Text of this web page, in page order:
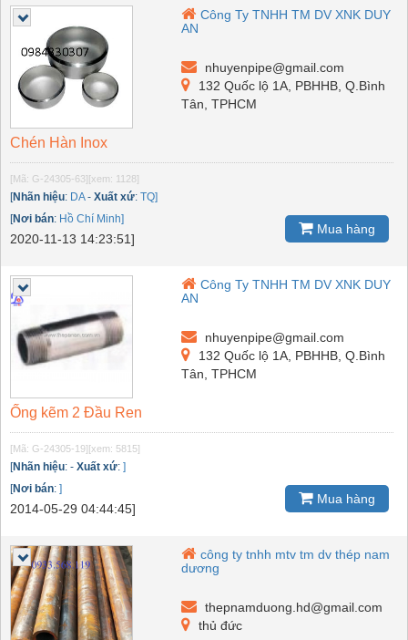
Công Ty TNHH TM DV XNK DUY
AN
nhuyenpipe@gmail.com
132 Quốc lộ 1A, PBHHB, Q.Bình
Tân, TPHCM
Chén Hàn Inox
[Mã: G-24305-63] [xem: 1128]
[Nhãn hiệu: DA- Xuất xứ: TQ]
[Nơi bán: Hồ Chí Minh]
2020-11-13 14:23:51]
Mua hàng
Công Ty TNHH TM DV XNK DUY
AN
nhuyenpipe@gmail.com
132 Quốc lộ 1A, PBHHB, Q.Bình
Tân, TPHCM
Ống kẽm 2 Đầu Ren
[Mã: G-24305-19] [xem: 5815]
[Nhãn hiệu: - Xuất xứ: ]
[Nơi bán: ]
2014-05-29 04:44:45]
Mua hàng
công ty tnhh mtv tm dv thép nam
dương
thepnamduong.hd@gmail.com
thủ đức